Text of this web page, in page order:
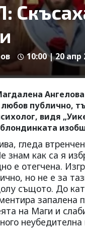
10:00 | 20 апр
любов публично,
видя
гледа
знам как са я
е отегчена.
но не е за
същото. До
запалена
на Маги и